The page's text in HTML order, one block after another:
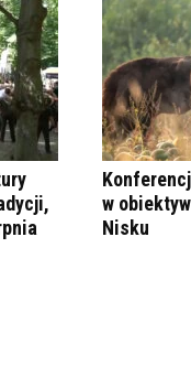
w
Nisku